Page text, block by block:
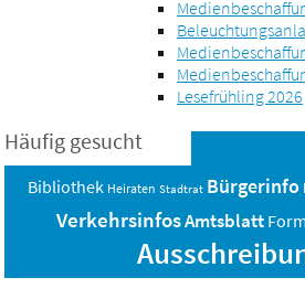
Lesefrühling 2026
Häufig gesucht
Bibliothek Heiraten Stadtrat Bürgerinfo
VerkehrsinfosAmtsblatt